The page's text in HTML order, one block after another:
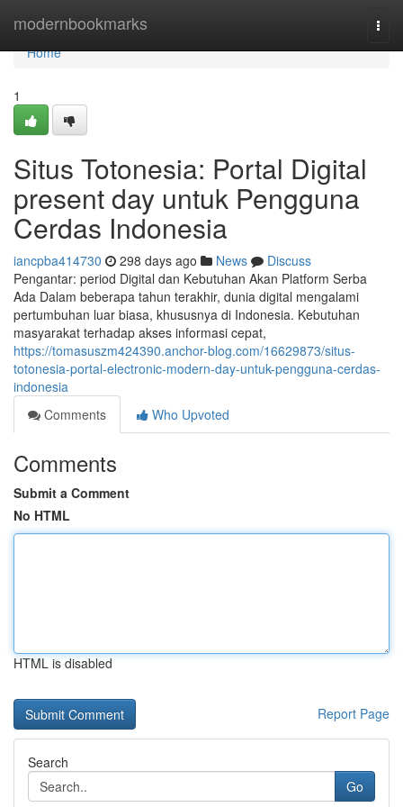
modernbookmarks
Home
Home
1
Situs Totonesia: Portal Digital
present day untuk Pengguna
Cerdas Indonesia
iancpba414730 298 days ago News
Discuss
Pengantar: period Digital dan Kebutuhan Akan Platform Serba
Ada Dalam beberapa tahun terakhir, dunia digital mengalami
pertumbuhan luar biasa, khususnya di Indonesia. Kebutuhan
masyarakat terhadap akses informasi cepat,
https://tomasuszm424390.anchor-blog.com/16629873/situs-
totonesia-portal-electronic-modern-day-untuk-pengguna-cerdas-
indonesia
Comments
Who Upvoted
Comments
Submit a Comment
No HTML
HTML is disabled
Report Page
Search
Go